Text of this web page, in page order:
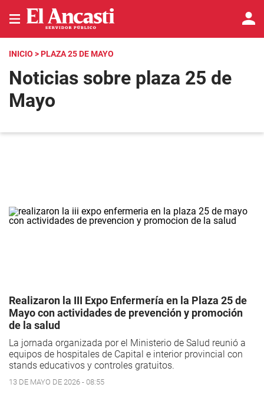
INICIO > PLAZA 25 DE MAYO
Noticias sobre plaza 25 de
Mayo
Realizaron la III Expo Enfermería en la Plaza 25 de
Mayo con actividades de prevención y promoción
de la salud
La jornada organizada por el Ministerio de Salud reunió a
equipos de hospitales de Capital e interior provincial con
stands educativos y controles gratuitos.
13 DE MAYO DE 2026 - 08:55